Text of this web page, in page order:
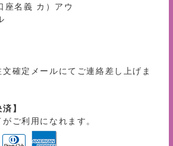
座名義 カ）アウ
確定メールにてご連絡差し上げま
】
ご利用になれます。